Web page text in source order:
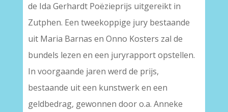
de Ida Gerhardt Poëzieprijs uitgereikt in
Zutphen. Een tweekoppige jury bestaande
uit Maria Barnas en Onno Kosters zal de
bundels lezen en een juryrapport opstellen.
In voorgaande jaren werd de prijs,
bestaande uit een kunstwerk en een
geldbedrag, gewonnen door o.a. Anneke